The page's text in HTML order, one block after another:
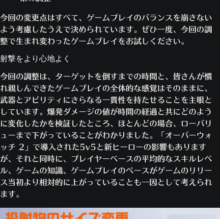
今回の変更点はすべて、ゲームプレイのバランスを崩さない
よう考慮したうえで決められています。ぜひ一度、今回の調
整で生まれ変わったゲームプレイをお試しください。
射撃をより心地よく
今回の調整は、ターゲットを倒すまでの時間と、皆さんが慣
れ親しんできたゲームプレイの全体的な感覚はそのままに、
武器とアビリティにさらなる一貫性を持たせることを主眼と
しています。爆発ダメージの値が時間の経過と共にどのよう
に変化したかを検証したところ、ほとんどの場合、ローバリ
ューまで下がっていることがわかりました。「オーバーウォ
ッチ 2」で導入された5v5と新ヒーローの影響もあります
が、それと同時に、プレイヤーベースの平均的なスキルレベ
ル、ゲームの知識、ゲームプレイのペースがゲームのリリー
ス当初より相対的に上がっていることも一因として考えられ
ます。